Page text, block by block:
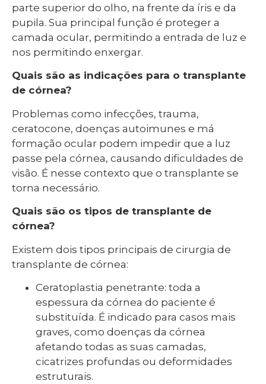
parte superior do olho, na frente da íris e da
pupila. Sua principal função é proteger a
camada ocular, permitindo a entrada de luz e
nos permitindo enxergar.
Quais são as indicações para o transplante
de córnea?
Problemas como infecções, trauma,
ceratocone, doenças autoimunes e má
formação ocular podem impedir que a luz
passe pela córnea, causando dificuldades de
visão. É nesse contexto que o transplante se
torna necessário.
Quais são os tipos de transplante de
córnea?
Existem dois tipos principais de cirurgia de
transplante de córnea:
Ceratoplastia penetrante: toda a
espessura da córnea do paciente é
substituída. É indicado para casos mais
graves, como doenças da córnea
afetando todas as suas camadas,
cicatrizes profundas ou deformidades
estruturais.